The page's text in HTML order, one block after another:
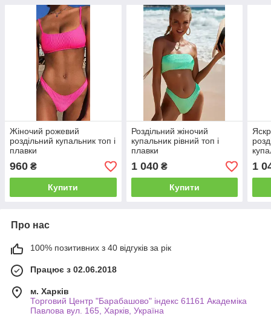
Жіночий рожевий
роздільний купальник топ і
плавки
960 ₴
Купити
Роздільний жіночий
купальник рівний топ і
плавки
1 040₴
Купити
1
Про нас
100% позитивних з 40 відгуків за рік
Працює з 02.06.2018
м. Харків
Торговий Центр "Барабашово" індекс 61161 Академіка
Павлова вул. 165, Харків, Україна